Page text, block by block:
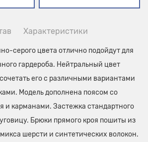
Характеристики
серого цвета отлично подойдут для
гардероба. Нейтральный цвет
его с различными вариантами
Модель дополнена поясом со
и карманами. Застежка стандартного
Брюки прямого кроя пошиты из
шерсти и синтетических волокон.